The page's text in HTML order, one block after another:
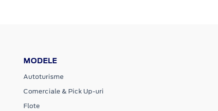
MODELE
Autoturisme
Comerciale & Pick Up-uri
Flote